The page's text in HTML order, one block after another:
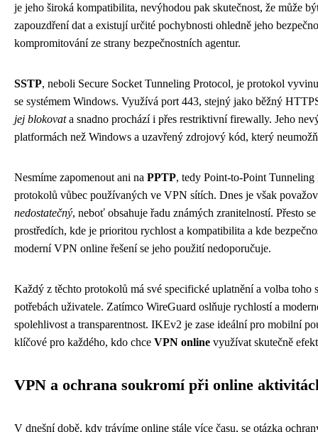
je jeho široká kompatibilita, nevýhodou pak skutečnost, že může
zapouzdření dat a existují určité pochybnosti ohledně jeho
kompromitování ze strany bezpečnostních agentur.
SSTP, neboli Secure Socket Tunneling Protocol, je protokol
se systémem Windows. Využívá port 443, stejný jako běžný
jej blokovata snadno prochází i přes restriktivní firewally. Jeho
platformách než Windows a uzavřený zdrojový kód, který
Nesmíme zapomenout ani na PPTP, tedy Point-to-Point
protokolů vůbec používaných ve VPN sítích. Dnes je však
nedostatečný, neboť obsahuje řadu známých zranitelností. Přesto
prostředích, kde je prioritou rychlost a kompatibilita a kde
moderní VPN online řešení se jeho použití nedoporučuje.
Každý z těchto protokolů má své specifické uplatnění a volba toho
potřebách uživatele. Zatímco WireGuard oslňuje rychlostí a
spolehlivost a transparentnost. IKEv2 je zase ideální pro mobilní
klíčové pro každého, kdo chce VPN online využívat skutečně
VPN a ochrana soukromí při online
V dnešní době, kdy trávíme online stále více času, se otázka